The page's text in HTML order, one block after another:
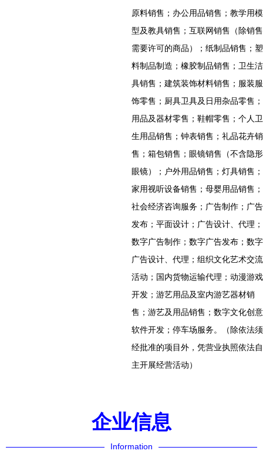
原料销售；办公用品销售；教学用模
型及教具销售；互联网销售（除销售
需要许可的商品）；纸制品销售；塑
料制品制造；橡胶制品销售；卫生洁
具销售；建筑装饰材料销售；服装服
饰零售；厨具卫具及日用杂品零售；
用品及器材零售；鞋帽零售；个人卫
生用品销售；钟表销售；礼品花卉销
售；箱包销售；眼镜销售（不含隐形
眼镜）；户外用品销售；灯具销售；
家用视听设备销售；母婴用品销售；
社会经济咨询服务；广告制作；广告
发布；平面设计；广告设计、代理；
数字广告制作；数字广告发布；数字
广告设计、代理；组织文化艺术交流
活动；国内货物运输代理；动漫游戏
开发；游艺用品及室内游艺器材销
售；游艺及用品销售；数字文化创意
软件开发；停车场服务。（除依法须
经批准的项目外，凭营业执照依法自
主开展经营活动）
企业信息
Information